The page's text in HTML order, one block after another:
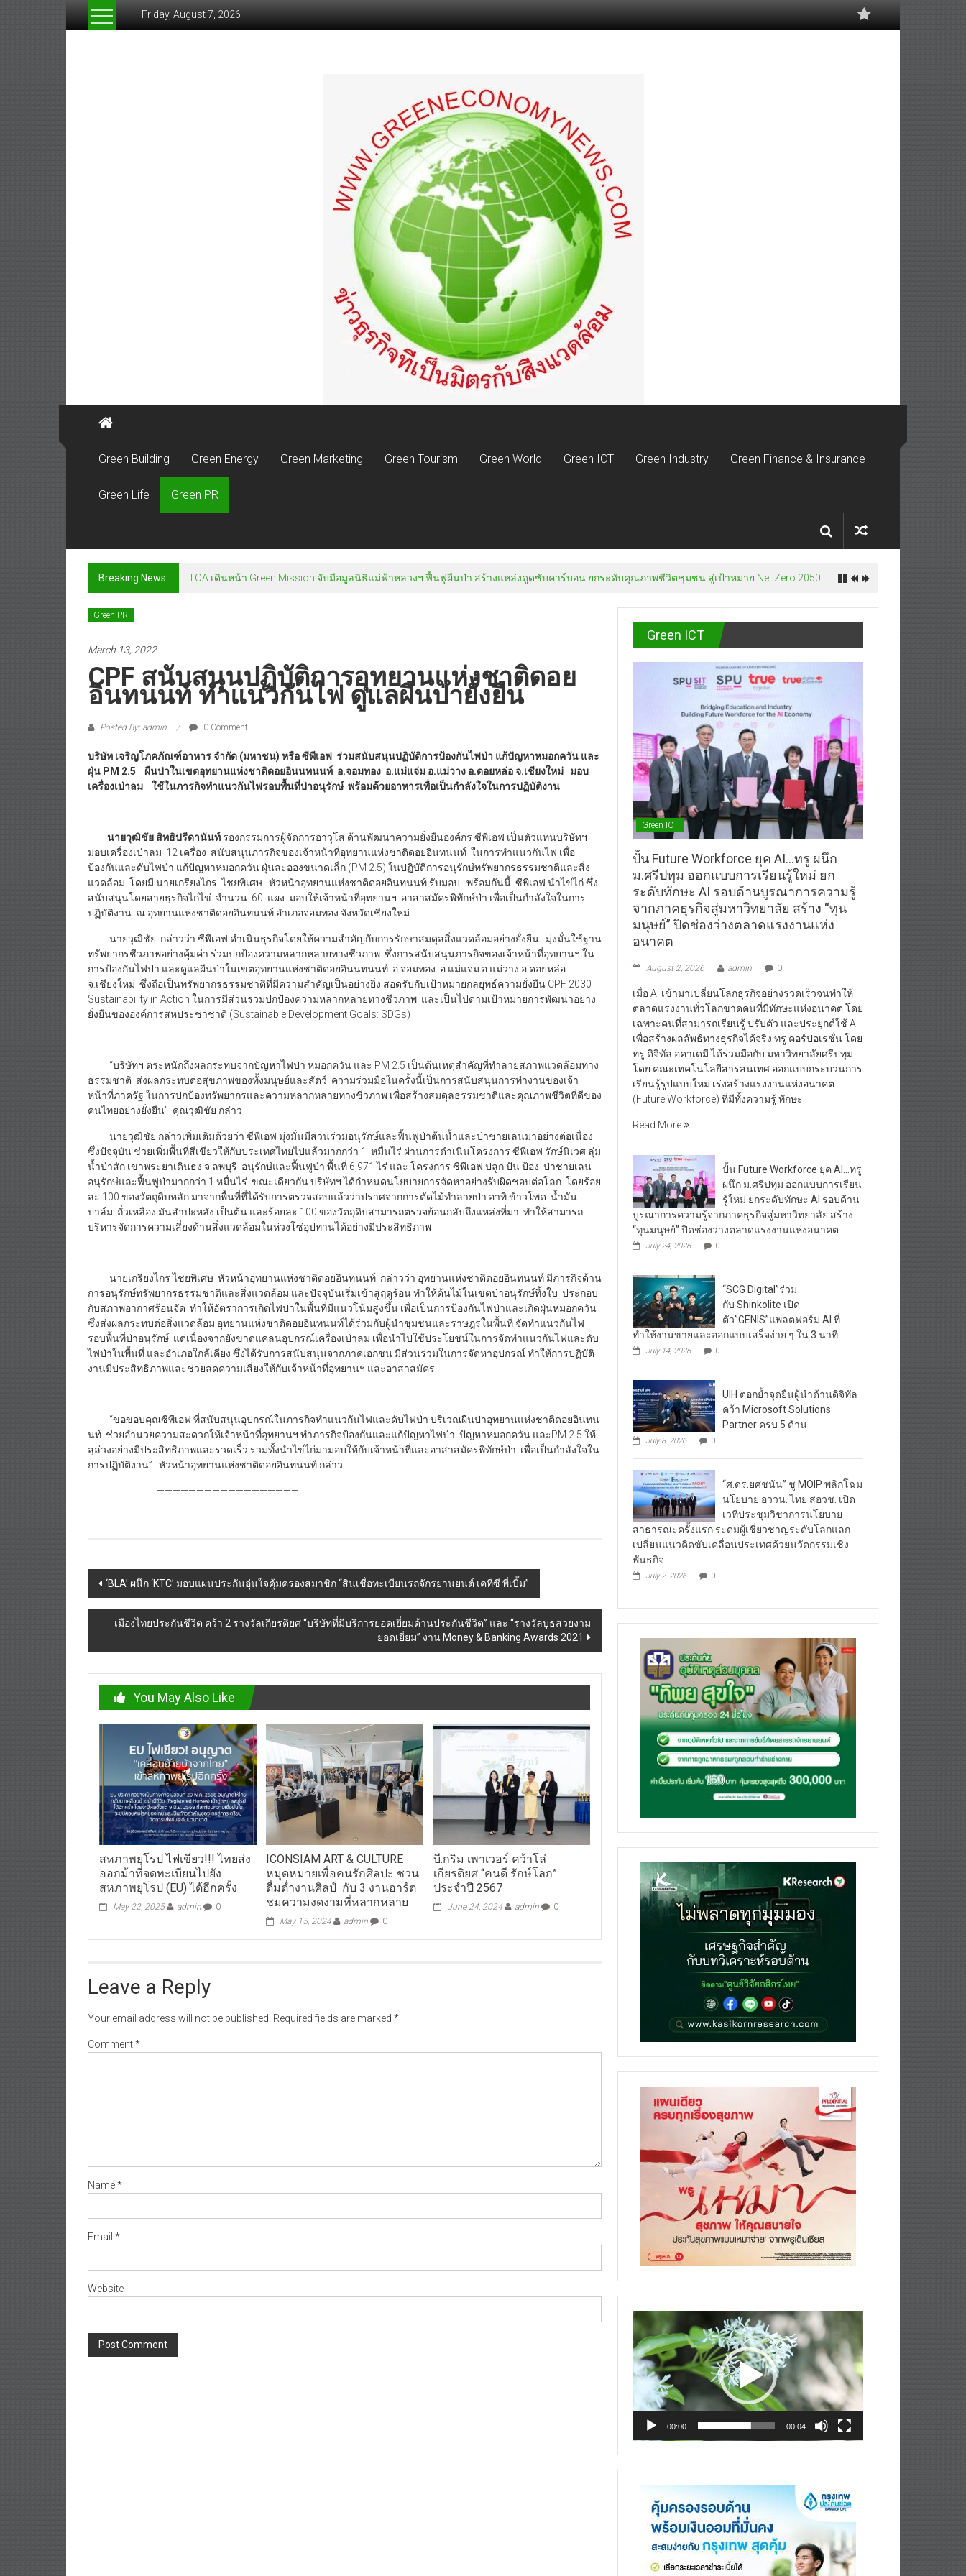
Friday, August 7, 2026
Green Building Green Energy Green Marketing Green Tourism Green World Green ICT Green Industry Green Finance & Insurance
Green Life Green PR
Breaking News: TOA เดินหน้า Green Mission จับมือมูลนิธิแม่ฟ้าหลวงฯ ฟื้นฟูผืนป่า สร้างแหล่งดูดซับคาร์บอน ยกระดับคุณภาพชีวิตชุมชน สู่เป้าหมาย Net Zero 2050
Green PR
March 13, 2022
CPF สนับสนุนปฏิบัติการอุทยานแห่งชาติดอย
อินทนนท์ ทำแนวกันไฟ ดูแลผืนป่ายั่งยืน
Posted By: admin 0 Comment
บริษัท เจริญโภคภัณฑ์อาหาร จำกัด (มหาชน) หรือ ซีพีเอฟ ร่วมสนับสนุนปฏิบัติการป้องกันไฟป่า แก้ปัญหาหมอกควัน และ
ฝุ่น PM 2.5 ผืนป่าในเขตอุทยานแห่งชาติดอยอินนทนนท์ อ.จอมทอง อ.แม่แจ่ม อ.แม่วาง อ.ดอยหล่อ จ.เชียงใหม่ มอบ
เครื่องเป่าลม ใช้ในภารกิจทำแนวกันไฟรอบพื้นที่ป่าอนุรักษ์ พร้อมด้วยอาหารเพื่อเป็นกำลังใจในการปฏิบัติงาน
นายวุฒิชัย สิทธิปรีดานันท์ รองกรรมการผู้จัดการอาวุโส ด้านพัฒนาความยั่งยืนองค์กร ซีพีเอฟ เป็นตัวแทนบริษัทฯ
มอบเครื่องเป่าลม 12 เครื่อง สนับสนุนภารกิจของเจ้าหน้าที่อุทยานแห่งชาติดอยอินทนนท์ ในการทำแนวกันไฟ เพื่อ
ป้องกันและดับไฟป่า แก้ปัญหาหมอกควัน ฝุ่นละอองขนาดเล็ก (PM 2.5) ในปฏิบัติการอนุรักษ์ทรัพยากรธรรมชาติและสิ่ง
แวดล้อม โดยมี นายเกรียงไกร ไชยพิเศษ หัวหน้าอุทยานแห่งชาติดอยอินทนนท์ รับมอบ พร้อมกันนี้ ซีพีเอฟ นำไข่ไก่ ซึ่ง
สนับสนุนโดยสายธุรกิจไก่ไข่ จำนวน 60 แผง มอบให้เจ้าหน้าที่อุทยานฯ อาสาสมัครพิทักษ์ป่า เพื่อเป็นกำลังใจในการ
ปฏิบัติงาน ณ อุทยานแห่งชาติดอยอินทนนท์ อำเภอจอมทอง จังหวัดเชียงใหม่
นายวุฒิชัย กล่าวว่า ซีพีเอฟ ดำเนินธุรกิจโดยให้ความสำคัญกับการรักษาสมดุลสิ่งแวดล้อมอย่างยั่งยืน มุ่งมั่นใช้ฐาน
ทรัพยากรชีวภาพอย่างคุ้มค่า ร่วมปกป้องความหลากหลายทางชีวภาพ ซึ่งการสนับสนุนภารกิจของเจ้าหน้าที่อุทยานฯ ใน
การป้องกันไฟป่า และดูแลผืนป่าในเขตอุทยานแห่งชาติดอยอินนทนนท์ อ.จอมทอง อ.แม่แจ่ม อ.แม่วาง อ.ดอยหล่อ
จ.เชียงใหม่ ซึ่งถือเป็นทรัพยากรธรรมชาติที่มีความสำคัญเป็นอย่างยิ่ง สอดรับกับเป้าหมายกลยุทธ์ความยั่งยืน CPF 2030
Sustainability in Action ในการมีส่วนร่วมปกป้องความหลากหลายทางชีวภาพ และเป็นไปตามเป้าหมายการพัฒนาอย่าง
ยั่งยืนขององค์การสหประชาชาติ (Sustainable Development Goals: SDGs)
“บริษัทฯ ตระหนักถึงผลกระทบจากปัญหาไฟป่า หมอกควัน และ PM 2.5 เป็นต้นเหตุสำคัญที่ทำลายสภาพแวดล้อมทาง
ธรรมชาติ ส่งผลกระทบต่อสุขภาพของทั้งมนุษย์และสัตว์ ความร่วมมือในครั้งนี้เป็นการสนับสนุนการทำงานของเจ้า
หน้าที่ภาครัฐ ในการปกป้องทรัพยากรและความหลากหลายทางชีวภาพ เพื่อสร้างสมดุลธรรมชาติและคุณภาพชีวิตที่ดีของ
คนไทยอย่างยั่งยืน” คุณวุฒิชัย กล่าว
นายวุฒิชัย กล่าวเพิ่มเติมด้วยว่า ซีพีเอฟ มุ่งมั่นมีส่วนร่วมอนุรักษ์และฟื้นฟูป่าต้นน้ำและป่าชายเลนมาอย่างต่อเนื่อง
ซึ่งปัจจุบัน ช่วยเพิ่มพื้นที่สีเขียวให้กับประเทศไทยไปแล้วมากกว่า 1 หมื่นไร่ ผ่านการดำเนินโครงการ ซีพีเอฟ รักษ์นิเวศ ลุ่ม
น้ำป่าสัก เขาพระยาเดินธง จ.ลพบุรี อนุรักษ์และฟื้นฟูป่า พื้นที่ 6,971 ไร่ และ โครงการ ซีพีเอฟ ปลูก ปัน ป้อง ป่าชายเลน
อนุรักษ์และฟื้นฟูป่ามากกว่า 1 หมื่นไร่ ขณะเดียวกัน บริษัทฯ ได้กำหนดนโยบายการจัดหาอย่างรับผิดชอบต่อโลก โดยร้อย
ละ 100 ของวัตถุดิบหลัก มาจากพื้นที่ที่ได้รับการตรวจสอบแล้วว่าปราศจากการตัดไม้ทำลายป่า อาทิ ข้าวโพด น้ำมัน
ปาล์ม ถั่วเหลือง มันสำปะหลัง เป็นต้น และร้อยละ 100 ของวัตถุดิบสามารถตรวจย้อนกลับถึงแหล่งที่มา ทำให้สามารถ
บริหารจัดการความเสี่ยงด้านสิ่งแวดล้อมในห่วงโซ่อุปทานได้อย่างมีประสิทธิภาพ
นายเกรียงไกร ไชยพิเศษ หัวหน้าอุทยานแห่งชาติดอยอินทนนท์ กล่าวว่า อุทยานแห่งชาติดอยอินทนนท์ มีภารกิจด้าน
การอนุรักษ์ทรัพยากรธรรมชาติและสิ่งแวดล้อม และปัจจุบันเริ่มเข้าสู่ฤดูร้อน ทำให้ต้นไม้ในเขตป่าอนุรักษ์ทิ้งใบ ประกอบ
กับสภาพอากาศร้อนจัด ทำให้อัตราการเกิดไฟป่าในพื้นที่มีแนวโน้มสูงขึ้น เพื่อเป็นการป้องกันไฟป่าและเกิดฝุ่นหมอกควัน
ซึ่งส่งผลกระทบต่อสิ่งแวดล้อม อุทยานแห่งชาติดอยอินทนนท์ได้ร่วมกับผู้นำชุมชนและราษฎรในพื้นที่ จัดทำแนวกันไฟ
รอบพื้นที่ป่าอนุรักษ์ แต่เนื่องจากยังขาดแคลนอุปกรณ์เครื่องเป่าลม เพื่อนำไปใช้ประโยชน์ในการจัดทำแนวกันไฟและดับ
ไฟป่าในพื้นที่ และอำเภอใกล้เคียง ซึ่งได้รับการสนับสนุนจากภาคเอกชน มีส่วนร่วมในการจัดหาอุปกรณ์ ทำให้การปฏิบัติ
งานมีประสิทธิภาพและช่วยลดความเสี่ยงให้กับเจ้าหน้าที่อุทยานฯ และอาสาสมัคร
“ขอขอบคุณซีพีเอฟ ที่สนับสนุนอุปกรณ์ในภารกิจทำแนวกันไฟและดับไฟป่า บริเวณผืนป่าอุทยานแห่งชาติดอยอินทน
นท์ ช่วยอำนวยความสะดวกให้เจ้าหน้าที่อุทยานฯ ทำภารกิจป้องกันและแก้ปัญหาไฟป่า ปัญหาหมอกควัน และPM 2.5 ให้
ลุล่วงอย่างมีประสิทธิภาพและรวดเร็ว รวมทั้งนำไข่ไก่มามอบให้กับเจ้าหน้าที่และอาสาสมัครพิทักษ์ป่า เพื่อเป็นกำลังใจใน
การปฏิบัติงาน” หัวหน้าอุทยานแห่งชาติดอยอินทนนท์ กล่าว
——————————————————
Post
navigation
‘BLA’ ผนึก ‘KTC’ มอบแผนประกันอุ่นใจคุ้มครองสมาชิก “สินเชื่อทะเบียนรถจักรยานยนต์ เคทีซี พี่เบิ้ม”
เมืองไทยประกันชีวิต คว้า 2 รางวัลเกียรติยศ “บริษัทที่มีบริการยอดเยี่ยมด้านประกันชีวิต” และ “รางวัลบูธสวยงาม
ยอดเยี่ยม” งาน Money & Banking Awards 2021
You May Also Like
สหภาพยุโรป ไฟเขียว!!! ไทยส่ง
ออกม้าที่จดทะเบียนไปยัง
สหภาพยุโรป (EU) ได้อีกครั้ง
May 22, 2025 admin 0
ICONSIAM ART & CULTURE
หมุดหมายเพื่อคนรักศิลปะ ชวน
ดื่มด่ำงานศิลป์ กับ 3 งานอาร์ต
ชมความงดงามที่หลากหลาย
May 15, 2024 admin 0
บี.กริม เพาเวอร์ คว้าโล่
เกียรติยศ “คนดี รักษ์โลก”
ประจำปี 2567
June 24, 2024 admin 0
Leave a Reply
Your email address will not be published. Required fields are marked *
Comment*
Name*
Email *
Website
Green ICT
Green ICT
ปั้น Future Workforce ยุค AI…ทรู ผนึก
ม.ศรีปทุม ออกแบบการเรียนรู้ใหม่ ยก
ระดับทักษะ AI รอบด้านบูรณาการความรู้
จากภาคธุรกิจสู่มหาวิทยาลัย สร้าง “ทุน
มนุษย์” ปิดช่องว่างตลาดแรงงานแห่ง
อนาคต
August 2, 2026 admin 0
เมื่อ AI เข้ามาเปลี่ยนโลกธุรกิจอย่างรวดเร็วจนทำให้
ตลาดแรงงานทั่วโลกขาดคนที่มีทักษะแห่งอนาคต โดย
เฉพาะคนที่สามารถเรียนรู้ ปรับตัว และประยุกต์ใช้ AI
เพื่อสร้างผลลัพธ์ทางธุรกิจได้จริง ทรู คอร์ปอเรชั่น โดย
ทรู ดิจิทัล อคาเดมี ได้ร่วมมือกับ มหาวิทยาลัยศรีปทุม
โดย คณะเทคโนโลยีสารสนเทศ ออกแบบกระบวนการ
เรียนรู้รูปแบบใหม่ เร่งสร้างแรงงานแห่งอนาคต
(Future Workforce) ที่มีทั้งความรู้ ทักษะ
Read More
ปั้น Future Workforce ยุค AI…ทรู
ผนึก ม.ศรีปทุม ออกแบบการเรียน
รู้ใหม่ ยกระดับทักษะ AI รอบด้าน
บูรณาการความรู้จากภาคธุรกิจสู่มหาวิทยาลัย สร้าง
“ทุนมนุษย์” ปิดช่องว่างตลาดแรงงานแห่งอนาคต
July 24, 2026 0
“SCG Digital”ร่วม
กับ Shinkolite เปิด
ตัว”GENIS”แพลตฟอร์ม AI ที่
ทำให้งานขายและออกแบบเสร็จง่าย ๆ ใน 3 นาที
July 14, 2026 0
UIH ตอกย้ำจุดยืนผู้นำด้านดิจิทัล
คว้า Microsoft Solutions
Partner ครบ 5 ด้าน
July 8, 2026 0
“ศ.ดร.ยศชนัน” ชู MOIP พลิกโฉม
นโยบาย อววน. ไทย สอวช. เปิด
เวทีประชุมวิชาการนโยบาย
สาธารณะครั้งแรก ระดมผู้เชี่ยวชาญระดับโลกแลก
เปลี่ยนแนวคิดขับเคลื่อนประเทศด้วยนวัตกรรมเชิง
พันธกิจ
July 2, 2026 0
Video
Player
00:00 00:04